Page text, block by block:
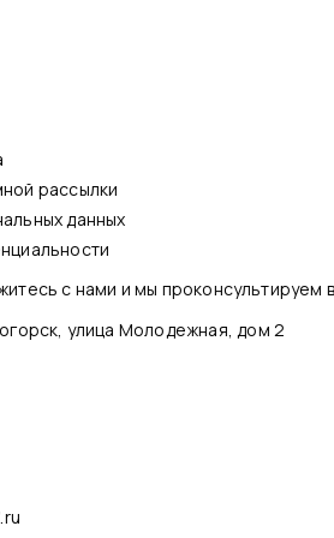
рассылки
данных
с нами и мы проконсультируем
улица Молодежная, дом 2